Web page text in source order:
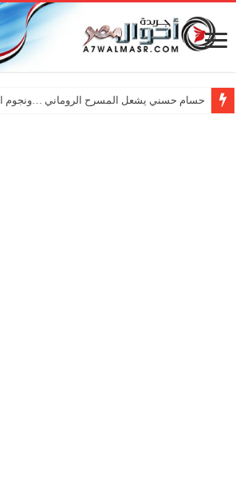
حسام حسني يشعل المسرح الروماني …ونجوم